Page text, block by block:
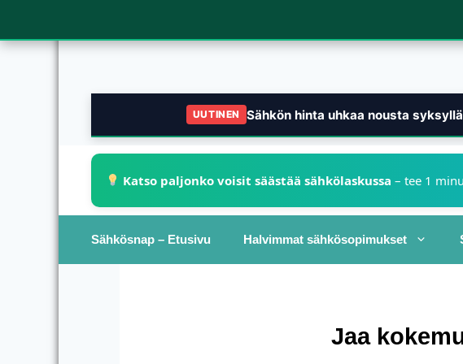
UUTINEN Sähkön hinta uhkaa nousta
Katso paljonko voisit säästää sähkölaskussa – tee 1
Sähkösnap – Etusivu Halvimmat sähkösopimukset
Jaa